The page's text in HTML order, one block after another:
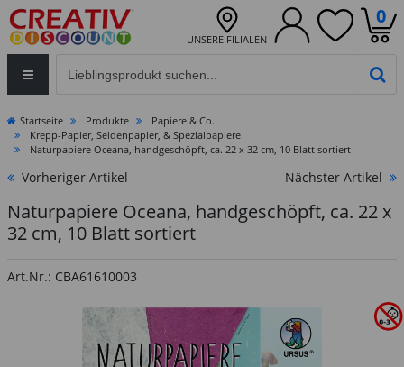
UNSERE FILIALEN
0
Startseite Produkte
Papiere & Co.
Krepp-Papier, Seidenpapier, & Spezialpapiere
Naturpapiere Oceana, handgeschöpft, ca. 22 x 32 cm, 10 Blatt sortiert
Vorheriger Artikel Nächster Artikel
Naturpapiere Oceana, handgeschöpft, ca. 22 x
32 cm, 10 Blatt sortiert
Art.Nr.: CBA61610003